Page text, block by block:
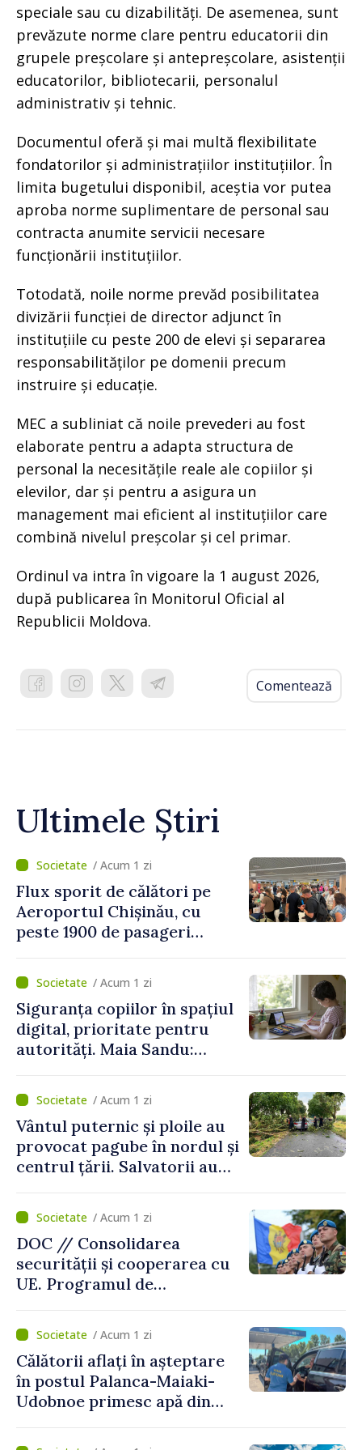
speciale sau cu dizabilități. De asemenea, sunt
prevăzute norme clare pentru educatorii din
grupele preșcolare și antepreșcolare, asistenții
educatorilor, bibliotecarii, personalul
administrativ și tehnic.
Documentul oferă și mai multă flexibilitate
fondatorilor și administrațiilor instituțiilor. În
limita bugetului disponibil, aceștia vor putea
aproba norme suplimentare de personal sau
contracta anumite servicii necesare
funcționării instituțiilor.
Totodată, noile norme prevăd posibilitatea
divizării funcției de director adjunct în
instituțiile cu peste 200 de elevi și separarea
responsabilităților pe domenii precum
instruire și educație.
MEC a subliniat că noile prevederi au fost
elaborate pentru a adapta structura de
personal la necesitățile reale ale copiilor și
elevilor, dar și pentru a asigura un
management mai eficient al instituțiilor care
combină nivelul preșcolar și cel primar.
Ordinul va intra în vigoare la 1 august 2026,
după publicarea în Monitorul Oficial al
Republicii Moldova.
Comentează
Ultimele Știri
/ Acum 1 zi
Flux sporit de călători pe
Aeroportul Chișinău, cu
peste 1900 de pasageri
de vârf a concediilor
/ Acum 1 zi
Siguranța copiilor în spațiul
digital, prioritate pentru
autorități. Maia Sandu:
mecanisme care să-i
protejeze”/ Acum 1 zi
Vântul puternic și ploile au
provocat pagube în nordul și
centrul țării. Salvatorii au
/ Acum 1 zi
DOC // Consolidarea
securității și cooperarea cu
UE. Programul de
Naționale de Apărare pentru
perioada 2024–2034,
publicat în Monitorul Oficial
/ Acum 1 zi
Călătorii aflați în așteptare
în postul Palanca-Maiaki-
Udobnoe primesc apă din
și a polițiștilor de frontieră